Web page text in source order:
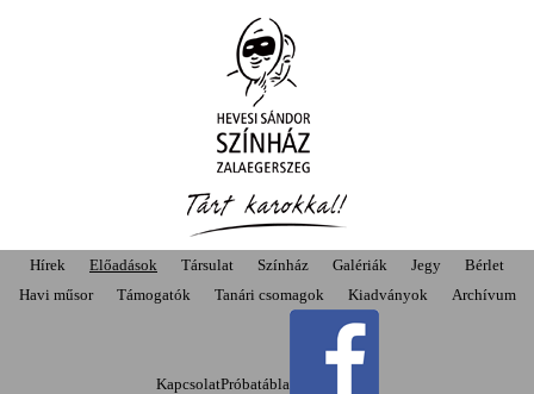
Hírek Előadások Társulat Színház Galériák Jegy
Bérlet
Havi műsor
Támogatók Tanári csomagok Kiadványok Archívum
KapcsolatPróbatábla